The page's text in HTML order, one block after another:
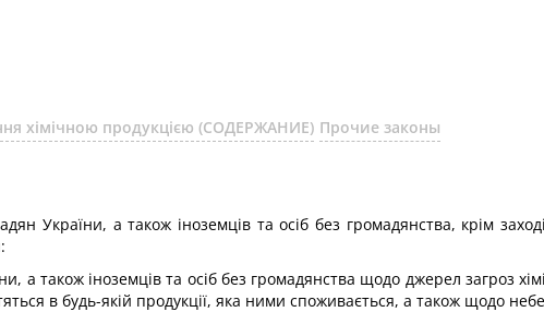
хімічною продукцією (СОДЕРЖАНИЕ) Прочие законы
України, а також іноземців та осіб без громадянства, крім
а також іноземців та осіб без громадянства щодо джерел загроз
в будь-якій продукції, яка ними споживається, а також щодо